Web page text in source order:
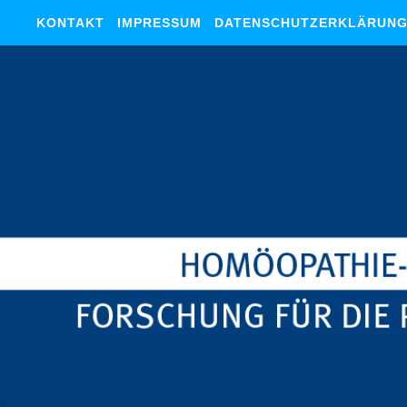
KONTAKT IMPRESSUM DATENSCHUTZERKLÄRUNG